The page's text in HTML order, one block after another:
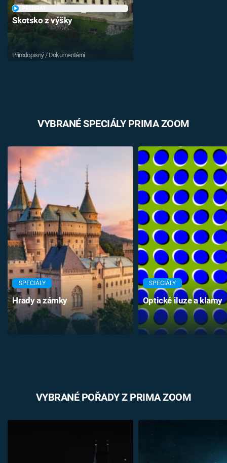
Skotsko z výšky
Přírodopisný / Dokumentární
VYBRANÉ SPECIÁLY PRIMA ZOOM
SPECIÁLY
Hrady a zámky
SPECIÁLY
Optické iluze a klamy
VYBRANÉ POŘADY Z PRIMA ZOOM